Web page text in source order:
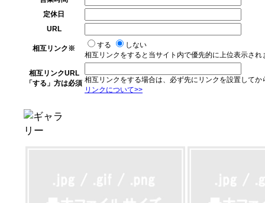
定休日
URL
相互リンク※ する
しない
相互リンクをすると当サイト内で優先的に上位表示され
相互リンクURL
「する」方は必須 相互リンクをする場合は、必ず先にリンクを設置してか
リンクについて>>